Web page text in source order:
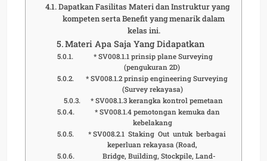
Dapatkan Fasilitas Materi dan Instruktur yang
kompeten serta Benefit yang menarik dalam
kelas ini.
Materi Apa Saja Yang Didapatkan
* SV008.1.1 prinsip plane Surveying
(pengukuran 2D)
* SV008.1.2 prinsip engineering Surveying
(Survey rekayasa)
* SV008.1.3 kerangka kontrol pemetaan
* SV008.1.4 pemotongan kemuka dan
kebelakang
* SV008.2.1 Staking Out untuk berbagai
keperluan rekayasa (Road,
Bridge, Building, Stockpile, Land-